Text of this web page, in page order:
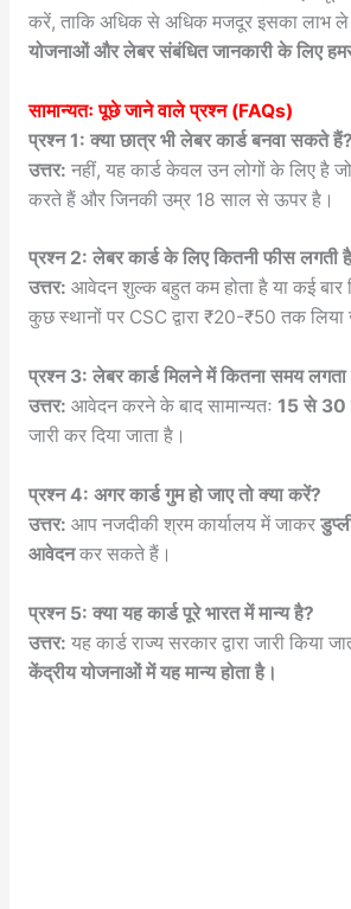
करें, ताकि अधिक से अधिक मजदूर इसका लाभ
योजनाओं और लेबर संबंधित जानकारी के लिए
सामान्यतः पूछे जाने वाले प्रश्न (FAQs)
प्रश्न 1: क्या छात्र भी लेबर कार्ड बनवा सकते हैं?
उत्तर: नहीं, यह कार्ड केवल उन लोगों के लिए है
करते हैं और जिनकी उम्र 18 साल से ऊपर है।
प्रश्न 2: लेबर कार्ड के लिए कितनी फीस लगती
उत्तर: आवेदन शुल्क बहुत कम होता है या कई बार
कुछ स्थानों पर CSC द्वारा ₹20-₹50 तक
प्रश्न 3: लेबर कार्ड मिलने में कितना समय लगता
उत्तर: आवेदन करने के बाद सामान्यतः 15 से 30
जारी कर दिया जाता है।
प्रश्न 4: अगर कार्ड गुम हो जाए तो क्या करें?
उत्तर: आप नजदीकी श्रम कार्यालय में जाकर
आवेदनकर सकते हैं।
प्रश्न 5: क्या यह कार्ड पूरे भारत में मान्य है?
उत्तर: यह कार्ड राज्य सरकार द्वारा जारी किया
केंद्रीय योजनाओं में यह मान्य होता है।